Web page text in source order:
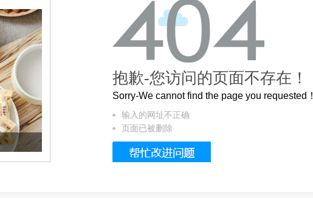
被列入佛家七宝的它到底有多美？
抱歉-您访问的页面不存在！
Sorry-We cannot find the page you requested！
输入的网址不正确
页面已被删除